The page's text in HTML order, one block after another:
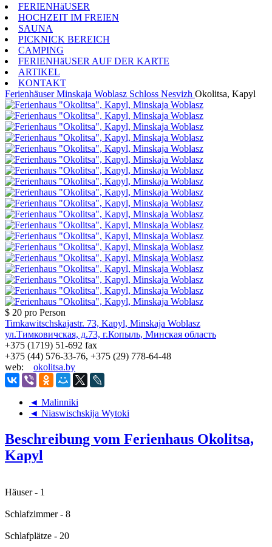
FERIENHäUSER
HOCHZEIT IM FREIEN
SAUNA
PICKNICK BEREICH
CAMPING
FERIENHäUSER AUF DER KARTE
ARTIKEL
KONTAKT
Ferienhäuser Minskaja Woblasz Schloss Nesvizh Okolitsa, Kapyl
$ 20 pro Person
Timkawitschskajastr. 73, Kapyl, Minskaja Woblasz
ул.Тимковичская, д.73, г.Копыль, Минская область
+375 (1719) 51-692 fax
+375 (44) 576-33-76, +375 (29) 778-64-48
web: okolitsa.by
◄ Malinniki
◄ Niaswischskija Wytoki
Beschreibung vom Ferienhaus Okolitsa,
Kapyl
Häuser - 1
Schlafzimmer - 8
Schlafplätze - 20